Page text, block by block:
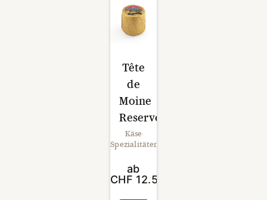
Tête
de
Moine
Reserve
Käse
Spezialitäten
ab
CHF 12.50